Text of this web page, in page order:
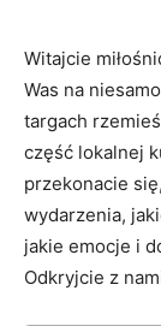
Witajcie
⁢Was na
targach
część lokalnej
przekonacie
wydarzenia,
jakie emocje i
Odkryjcie z